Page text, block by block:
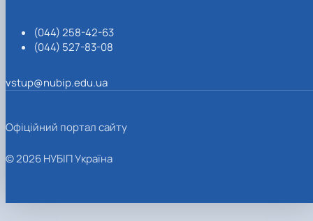
(044) 258-42-63
(044) 527-83-08
vstup@nubip.edu.ua
Офіційний портал сайту
© 2026 НУБІП Україна